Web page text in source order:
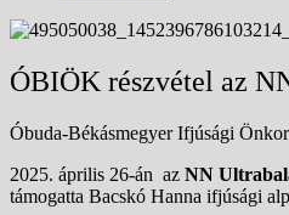
ÓBIÖK részvétel az
Óbuda-Békásmegyer Ifjúsági
2025. április 26-án az NN
támogatta Bacskó Hanna ifjúsági